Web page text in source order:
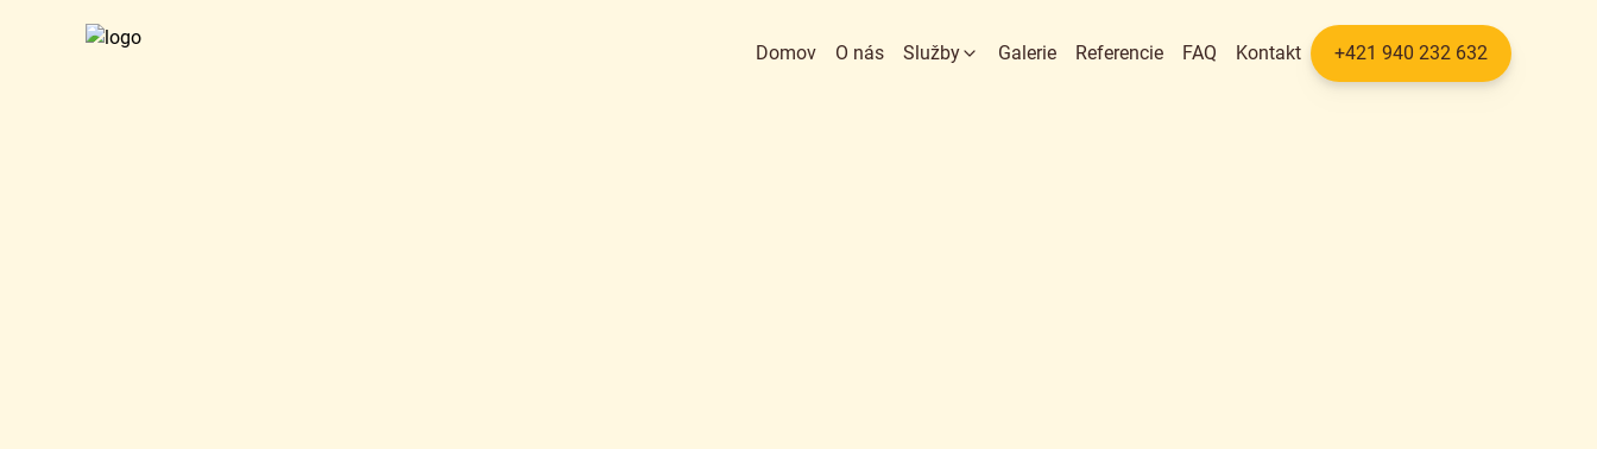
Domov O nás Služby Galerie Referencie FAQ Kontakt +421 940 232 632